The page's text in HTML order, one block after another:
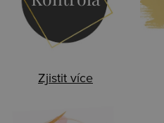
Zjistit více